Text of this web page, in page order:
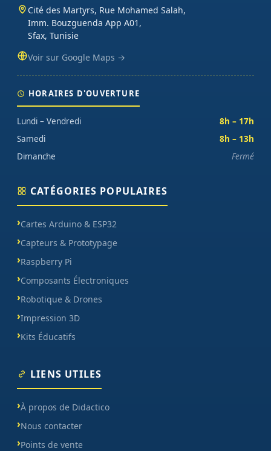
Cité des Martyrs, Rue Mohamed Salah,
Imm. Bouzguenda App A01,
Sfax, Tunisie
Voir sur Google Maps →
HORAIRES D'OUVERTURE
Lundi – Vendredi
8h – 17h
Samedi
8h – 13h
Dimanche
Fermé
CATÉGORIES POPULAIRES
Cartes Arduino & ESP32
Capteurs & Prototypage
Raspberry Pi
Composants Électroniques
Robotique & Drones
Impression 3D
Kits Éducatifs
LIENS UTILES
À propos de Didactico
Nous contacter
Points de vente